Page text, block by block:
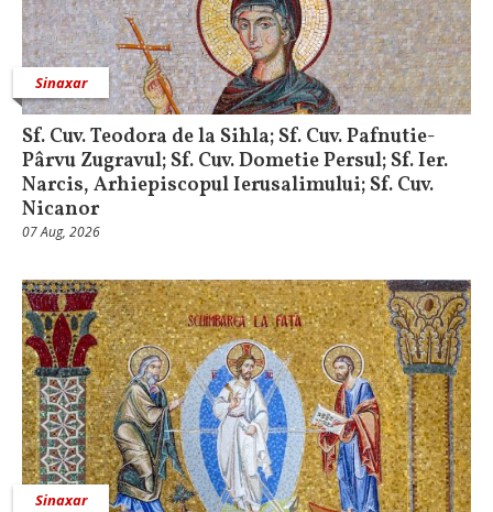
Sinaxar
Sf. Cuv. Teodora de la Sihla; Sf. Cuv. Pafnutie-
Pârvu Zugravul; Sf. Cuv. Dometie Persul; Sf. Ier.
Narcis, Arhiepiscopul Ierusalimului; Sf. Cuv.
Nicanor
07 Aug, 2026
Sinaxar